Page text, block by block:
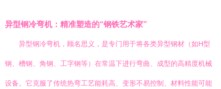
异型钢冷弯机：精准塑造的“钢铁艺术家”
异型钢冷弯机，顾名思义，是专门用于将各类异型钢材（如H型
钢、槽钢、角钢、工字钢等）在常温下进行弯曲、成型的高精度机械
设备。它克服了传统热弯工艺能耗高、变形不易控制、材料性能可能